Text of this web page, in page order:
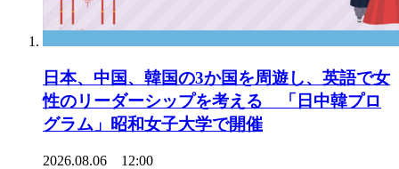
日本、中国、韓国の3か国を周遊し、英語で女
性のリーダーシップを考える 「日中韓プロ
グラム」昭和女子大学で開催
2026.08.06 12:00